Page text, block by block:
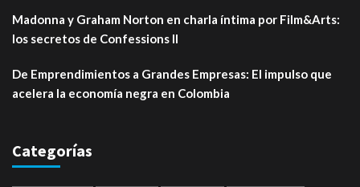
Madonna y Graham Norton en charla íntima por Film&Arts:
los secretos de Confessions II
De Emprendimientos a Grandes Empresas: El impulso que
acelera la economía negra en Colombia
Categorías